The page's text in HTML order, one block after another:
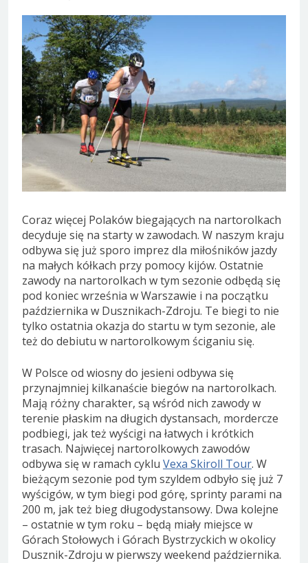
Coraz więcej Polaków biegających na nartorolkach
decyduje się na starty w zawodach. W naszym kraju
odbywa się już sporo imprez dla miłośników jazdy
na małych kółkach przy pomocy kijów. Ostatnie
zawody na nartorolkach w tym sezonie odbędą się
pod koniec września w Warszawie i na początku
października w Dusznikach-Zdroju. Te biegi to nie
tylko ostatnia okazja do startu w tym sezonie, ale
też do debiutu w nartorolkowym ściganiu się.
W Polsce od wiosny do jesieni odbywa się
przynajmniej kilkanaście biegów na nartorolkach.
Mają różny charakter, są wśród nich zawody w
terenie płaskim na długich dystansach, mordercze
podbiegi, jak też wyścigi na łatwych i krótkich
trasach. Najwięcej nartorolkowych zawodów
odbywa się w ramach cyklu Vexa Skiroll Tour. W
bieżącym sezonie pod tym szyldem odbyło się już 7
wyścigów, w tym biegi pod górę, sprinty parami na
200 m, jak też bieg długodystansowy. Dwa kolejne
– ostatnie w tym roku – będą miały miejsce w
Górach Stołowych i Górach Bystrzyckich w okolicy
Dusznik-Zdroju w pierwszy weekend października.